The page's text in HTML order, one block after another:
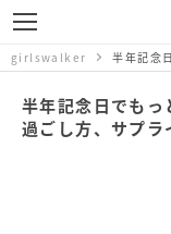
girlswalker
半年記念日でもっ
過ごし方、サプラ